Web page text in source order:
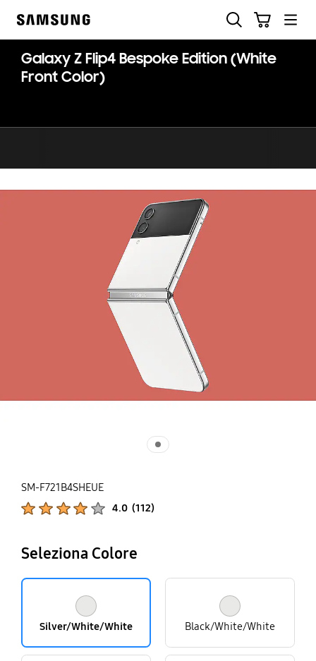
Galaxy Z Flip4 Bespoke Edition (White
Front Color)
SM-F721B4SHEUE
4.0 (112)
Seleziona Colore
Silver/White/White Black/White/White